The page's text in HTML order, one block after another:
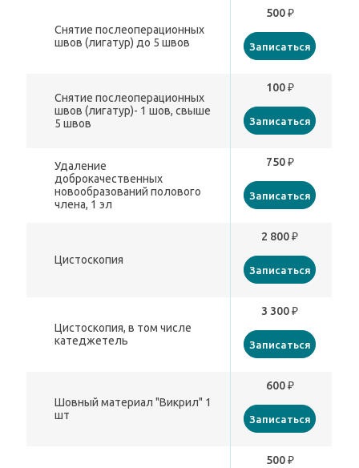
Снятие послеоперационных
швов (лигатур) до 5 швов
500 ₽
Записаться
Снятие послеоперационных
швов (лигатур)- 1 шов, свыше
5 швов
100 ₽
Записаться
Удаление
доброкачественных
новообразований полового
члена, 1 эл
750 ₽
Записаться
Цистоскопия
2 800 ₽
Записаться
Цистоскопия, в том числе
катеджетель
3 300 ₽
Записаться
Шовный материал "Викрил" 1
шт
600 ₽
Записаться
500 ₽